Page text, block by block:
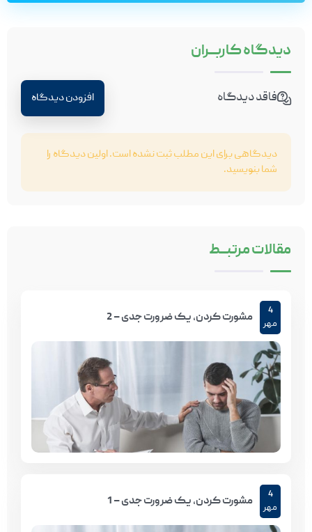
دیدگاهکاربـــران
فاقد دیدگاه افزودن دیدگاه
دیدگاهی برای این مطلب ثبت نشده است. اولین دیدگاه را
شما بنویسید.
مقالاتمرتبـــط
4
مهر
مشورت کردن، یک ضرورت جدی – 2
4
مهر
مشورت کردن، یک ضرورت جدی – 1